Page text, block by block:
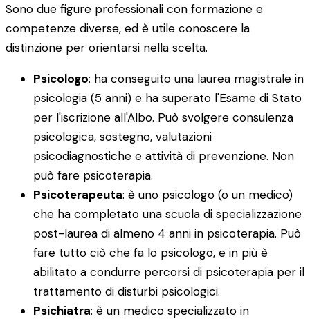
Sono due figure professionali con formazione e
competenze diverse, ed è utile conoscere la
distinzione per orientarsi nella scelta.
Psicologo: ha conseguito una laurea magistrale in
psicologia (5 anni) e ha superato l'Esame di Stato
per l'iscrizione all'Albo. Può svolgere consulenza
psicologica, sostegno, valutazioni
psicodiagnostiche e attività di prevenzione. Non
può fare psicoterapia.
Psicoterapeuta: è uno psicologo (o un medico)
che ha completato una scuola di specializzazione
post-laurea di almeno 4 anni in psicoterapia. Può
fare tutto ciò che fa lo psicologo, e in più è
abilitato a condurre percorsi di psicoterapia per il
trattamento di disturbi psicologici.
Psichiatra: è un medico specializzato in